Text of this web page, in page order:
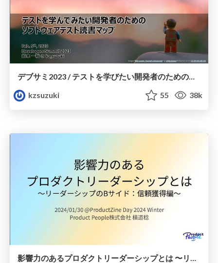
デブサミ2023 / テストを学びたい開発者のためのソフトウェアテスト読書マップ / Software Testing Reading Map for Developers
kzsuzuki
55 38k
影響力のあるプロダクトリーダーシップとは 〜リーダーシップのBサイド：信頼獲得編〜 / B-side of Product Leadership